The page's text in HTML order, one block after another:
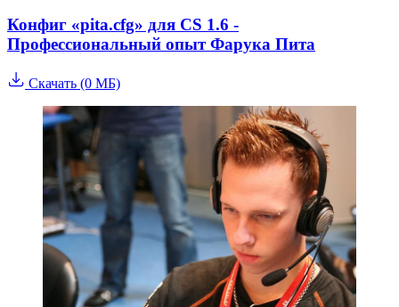
Конфиг «pita.cfg» для CS 1.6 -
Профессиональный опыт Фарука Пита
Скачать (0 МБ)